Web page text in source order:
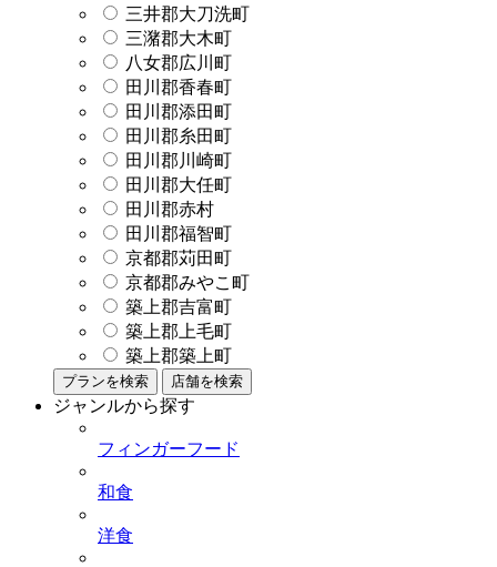
三井郡大刀洗町
三潴郡大木町
八女郡広川町
田川郡香春町
田川郡添田町
田川郡糸田町
田川郡川崎町
田川郡大任町
田川郡赤村
田川郡福智町
京都郡苅田町
京都郡みやこ町
築上郡吉富町
築上郡上毛町
築上郡築上町
プランを検索 店舗を検索
ジャンルから探す
フィンガーフード
和食
洋食